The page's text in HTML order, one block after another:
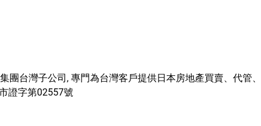
團台灣子公司, 專門為台灣客戶提供日本房地產買賣、代管
證字第02557號